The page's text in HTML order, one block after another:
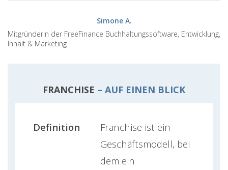
Simone A.
Mitgründerin der FreeFinance Buchhaltungssoftware, Entwicklung,
Inhalt & Marketing
FRANCHISE – AUF EINEN BLICK
Definition
Franchise ist ein
Geschäftsmodell, bei
dem ein